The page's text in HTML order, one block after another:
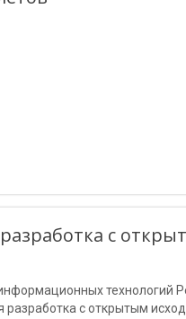
с
технологий
разработка с открытым